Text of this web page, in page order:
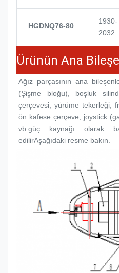
HGDNQ76-80
1930-
2032
Ürünün Ana
Ağız parçasının ana
(Şişme bloğu), boşluk
çerçevesi, yürüme tekerleği,
ön kafese çerçeve, joystick
vb.güç kaynağı olarak
edilirAşağıdaki resme bakın.